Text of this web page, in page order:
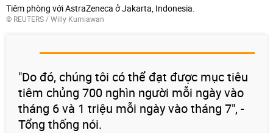
Tiêm phòng với AstraZeneca ở Jakarta, Indonesia.
© REUTERS/ Willy Kurniawan
"Do đó, chúng tôi có thể đạt được mục tiêu
tiêm chủng 700 nghìn người mỗi ngày vào
tháng 6 và 1 triệu mỗi ngày vào tháng 7", -
Tổng thống nói.